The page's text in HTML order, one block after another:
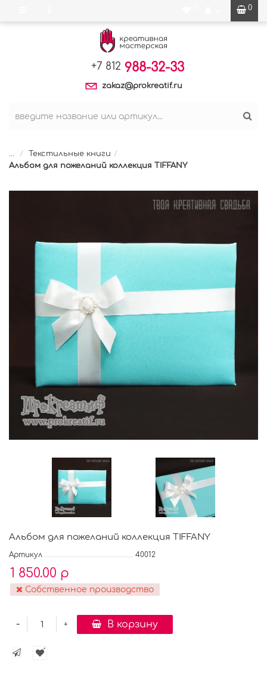
0
+7 812 988-32-33
zakaz@prokreatif.ru
...
Текстильные книги
Альбом для пожеланий коллекция TIFFANY
Альбом для пожеланий коллекция TIFFANY
Артикул 40012
1 850.00 р
Собственное производство
+
- В корзину